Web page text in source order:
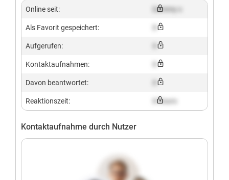
Online seit: Dummy x
Als Favorit gespeichert:
Aufgerufen:
Kontaktaufnahmen:
Davon beantwortet:
Reaktionszeit: X hours
Kontaktaufnahme durch Nutzer